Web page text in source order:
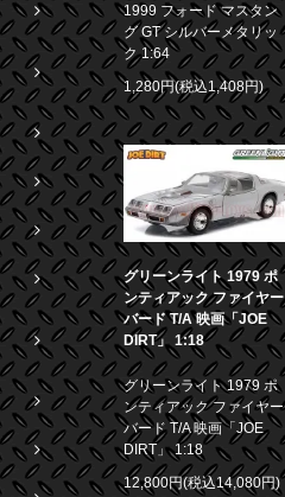
1999 フォード マスタン
グ GT シルバーメタリッ
ク 1:64
1,280円(税込1,408円)
グリーンライト 1979 ポ
ンティアック ファイヤー
バード T/A 映画「JOE
DIRT」 1:18
グリーンライト 1979 ポ
ンティアック ファイヤー
バード T/A 映画「JOE
DIRT」 1:18
12,800円(税込14,080円)